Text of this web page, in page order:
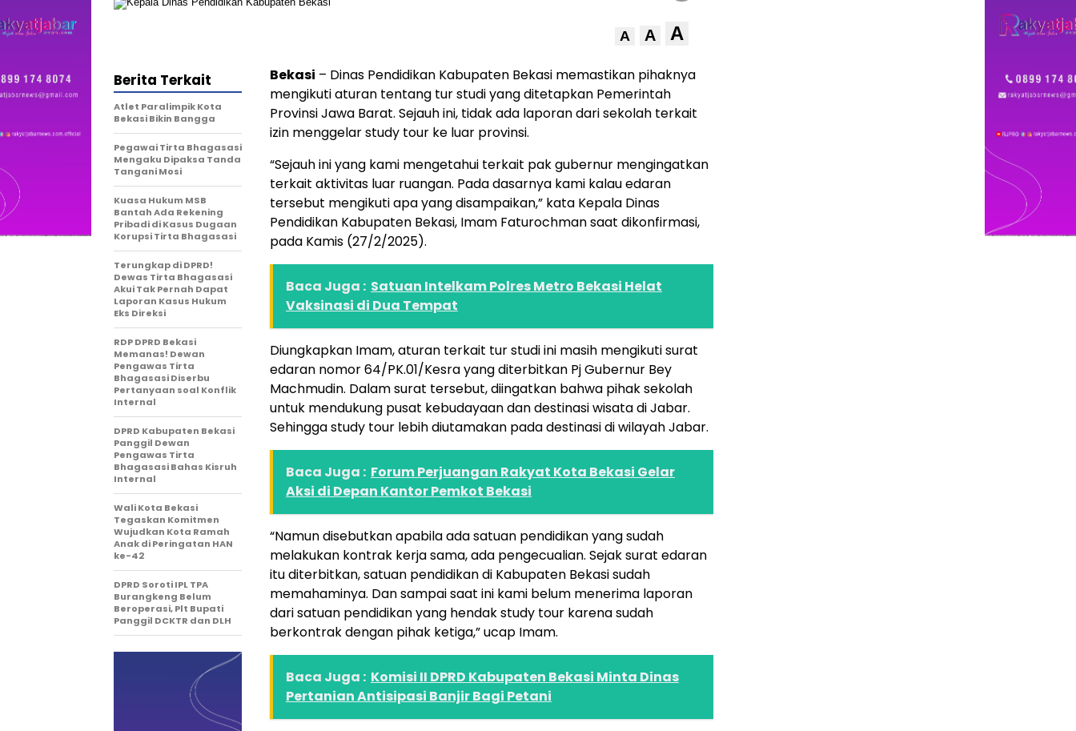
A A A
Bekasi – Dinas Pendidikan Kabupaten Bekasi memastikan pihaknya
mengikuti aturan tentang tur studi yang ditetapkan Pemerintah
Provinsi Jawa Barat. Sejauh ini, tidak ada laporan dari sekolah terkait
izin menggelar study tour ke luar provinsi.
“Sejauh ini yang kami mengetahui terkait pak gubernur mengingatkan
terkait aktivitas luar ruangan. Pada dasarnya kami kalau edaran
tersebut mengikuti apa yang disampaikan,” kata Kepala Dinas
Pendidikan Kabupaten Bekasi, Imam Faturochman saat dikonfirmasi,
pada Kamis (27/2/2025).
Baca Juga : Satuan Intelkam Polres Metro Bekasi Helat
Vaksinasi di Dua Tempat
Diungkapkan Imam, aturan terkait tur studi ini masih mengikuti surat
edaran nomor 64/PK.01/Kesra yang diterbitkan Pj Gubernur Bey
Machmudin. Dalam surat tersebut, diingatkan bahwa pihak sekolah
untuk mendukung pusat kebudayaan dan destinasi wisata di Jabar.
Sehingga study tour lebih diutamakan pada destinasi di wilayah Jabar.
Baca Juga : Forum Perjuangan Rakyat Kota Bekasi Gelar
Aksi di Depan Kantor Pemkot Bekasi
“Namun disebutkan apabila ada satuan pendidikan yang sudah
melakukan kontrak kerja sama, ada pengecualian. Sejak surat edaran
itu diterbitkan, satuan pendidikan di Kabupaten Bekasi sudah
memahaminya. Dan sampai saat ini kami belum menerima laporan
dari satuan pendidikan yang hendak study tour karena sudah
berkontrak dengan pihak ketiga,” ucap Imam.
Baca Juga : Komisi II DPRD Kabupaten Bekasi Minta Dinas
Pertanian Antisipasi Banjir Bagi Petani
Berita Terkait
Atlet Paralimpik Kota
Bekasi Bikin Bangga
Pegawai Tirta Bhagasasi
Mengaku Dipaksa Tanda
Tangani Mosi
Kuasa Hukum MSB
Bantah Ada Rekening
Pribadi di Kasus Dugaan
Korupsi Tirta Bhagasasi
Terungkap di DPRD!
Dewas Tirta Bhagasasi
Akui Tak Pernah Dapat
Laporan Kasus Hukum
Eks Direksi
RDP DPRD Bekasi
Memanas! Dewan
Pengawas Tirta
Bhagasasi Diserbu
Pertanyaan soal Konflik
Internal
DPRD Kabupaten Bekasi
Panggil Dewan
Pengawas Tirta
Bhagasasi Bahas Kisruh
Internal
Wali Kota Bekasi
Tegaskan Komitmen
Wujudkan Kota Ramah
Anak di Peringatan HAN
ke-42
DPRD Soroti IPL TPA
Burangkeng Belum
Beroperasi, Plt Bupati
Panggil DCKTR dan DLH